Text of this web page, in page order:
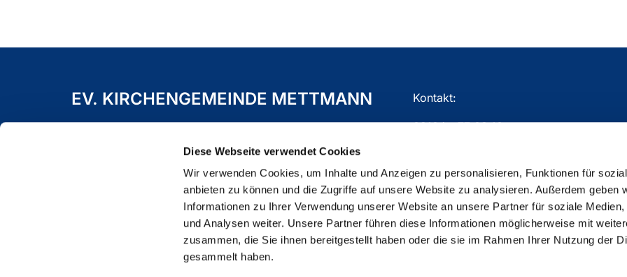
Diese Webseite verwendet Cookies
Wir verwenden Cookies, um Inhalte und Anzeigen zu personalisieren, Funktionen für
anbieten zu können und die Zugriffe auf unsere Website zu analysieren. Außerdem geben
Informationen zu Ihrer Verwendung unserer Website an unsere Partner für soziale Medien,
und Analysen weiter. Unsere Partner führen diese Informationen möglicherweise mit
zusammen, die Sie ihnen bereitgestellt haben oder die sie im Rahmen Ihrer Nutzung der
gesammelt haben.
EV. KIRCHENGEMEINDE METTMANN Kontakt:
02104 - 77 03 10
ChurchDesk-Login